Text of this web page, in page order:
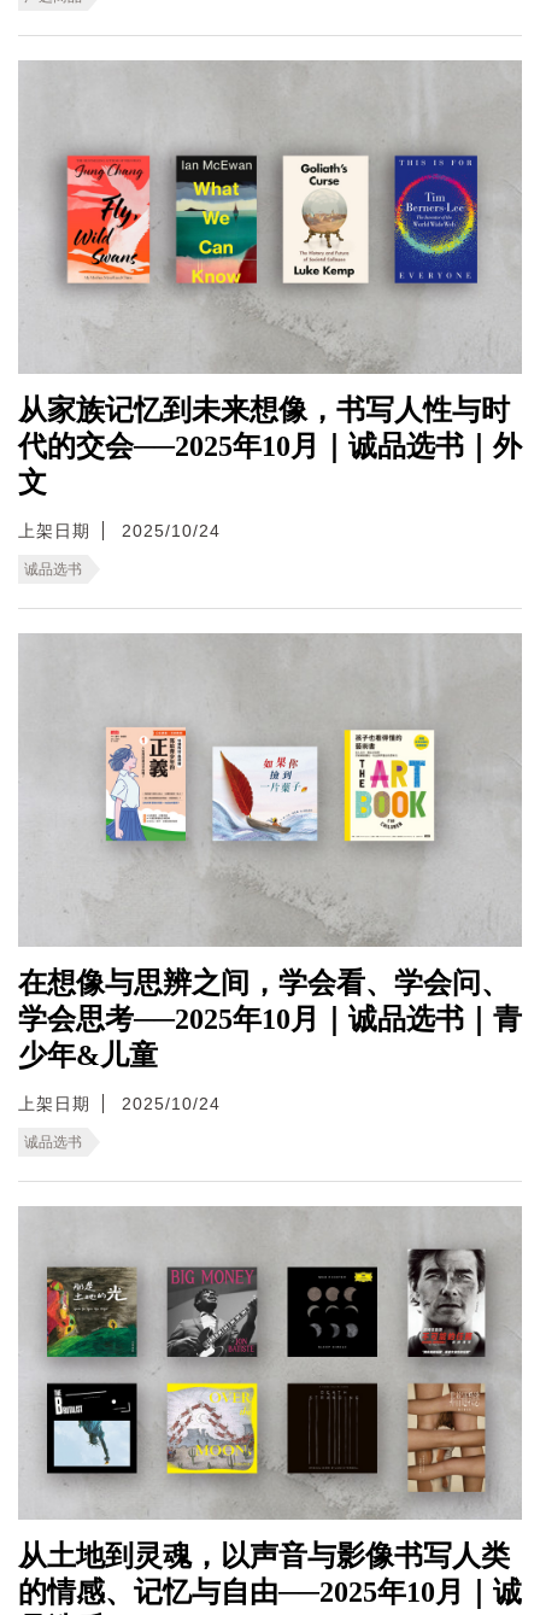
从家族记忆到未来想像，书写人性与时
代的交会──2025年10月｜诚品选书｜外
文
上架日期 2025/10/24
诚品选书
在想像与思辨之间，学会看、学会问、
学会思考──2025年10月｜诚品选书｜青
少年&儿童
上架日期 2025/10/24
诚品选书
从土地到灵魂，以声音与影像书写人类
的情感、记忆与自由──2025年10月｜诚